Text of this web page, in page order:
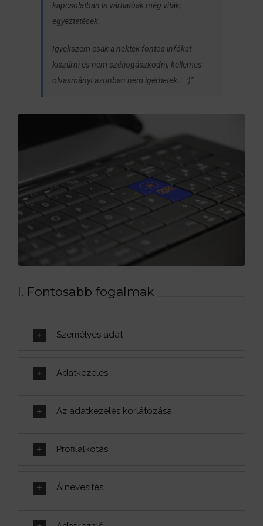
kapcsolatban is várhatóak még viták,
egyeztetések.
Igyekszem csak a nektek fontos infókat
kiszűrni és nem szétjogászkodni, kellemes
olvasmányt azonban nem ígérhetek… :)”
I. Fontosabb fogalmak
Személyes adat
Adatkezelés
Az adatkezelés korlátozása
Profilalkotás
Álnevesítés